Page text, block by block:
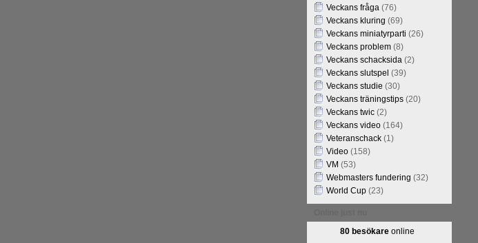
Veckans fråga(76)
Veckans kluring (69)
Veckans miniatyrparti (26)
Veckans problem(8)
Veckans schacksida(2)
Veckans slutspel (39)
Veckans studie (30)
Veckans träningstips(20)
Veckans twic(2)
Veckans video(164)
Veteranschack(1)
Video(158)
VM (53)
Webmasters fundering (32)
World Cup(23)
80 besökareonline